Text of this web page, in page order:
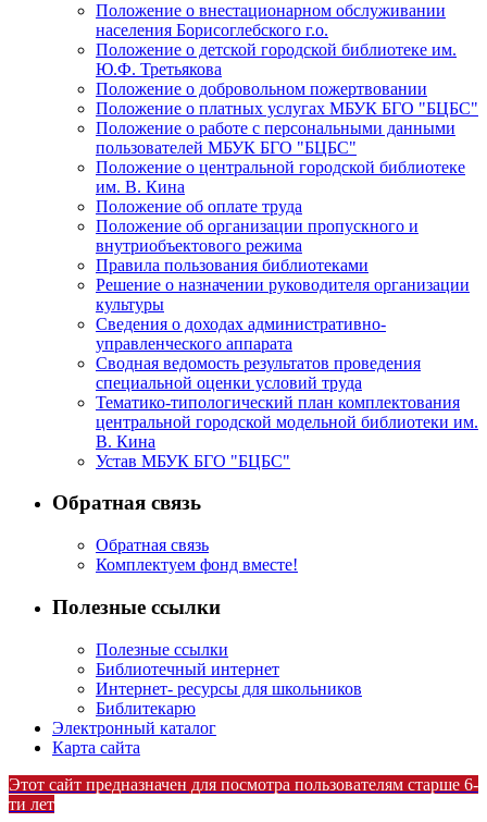
Положение о внестационарном обслуживании
населения Борисоглебского г.о.
Положение о детской городской библиотеке им.
Ю.Ф. Третьякова
Положение о добровольном пожертвовании
Положение о платных услугах МБУК БГО "БЦБС"
Положение о работе с персональными данными
пользователей МБУК БГО "БЦБС"
Положение о центральной городской библиотеке
им. В. Кина
Положение об оплате труда
Положение об организации пропускного и
внутриобъектового режима
Правила пользования библиотеками
Решение о назначении руководителя организации
культуры
Сведения о доходах административно-
управленческого аппарата
Сводная ведомость результатов проведения
специальной оценки условий труда
Тематико-типологический план комплектования
центральной городской модельной библиотеки им.
В. Кина
Устав МБУК БГО "БЦБС"
Обратная связь
Обратная связь
Комплектуем фонд вместе!
Полезные ссылки
Полезные ссылки
Библиотечный интернет
Интернет- ресурсы для школьников
Библитекарю
Электронный каталог
Карта сайта
Этот сайт предназначен для посмотра пользователям старше 6-
ти лет